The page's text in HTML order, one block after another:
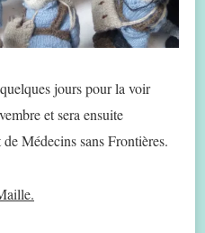
jours pour la voir
et sera ensuite
Médecins sans Frontières.